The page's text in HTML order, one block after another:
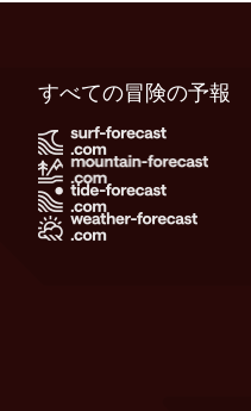
すべての冒険の予報